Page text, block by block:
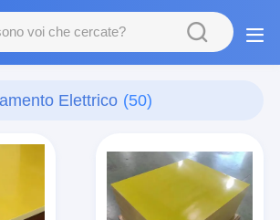
Elettrico (50)